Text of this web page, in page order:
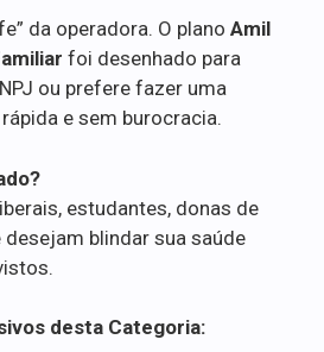
da operadora. O plano Amil
foi desenhado para
ou prefere fazer uma
e sem burocracia.
estudantes, donas de
blindar sua saúde
desta Categoria: